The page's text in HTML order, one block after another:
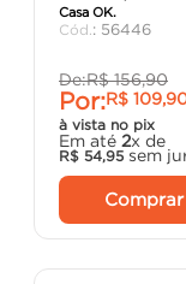
Casa OK.
: 56446
De:R$ 156,90
Por:R$ 109,
à vista no pix
Em até 2x de
R$ 54,95 sem
Comprar
º porta
º cadeira